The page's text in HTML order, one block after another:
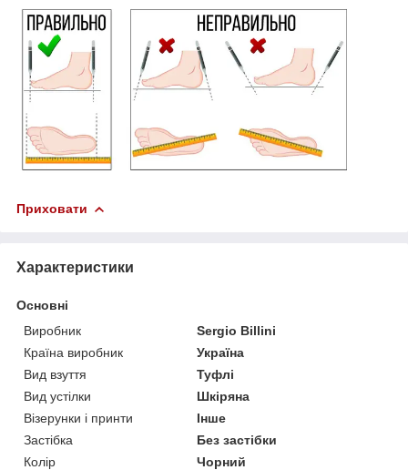
Приховати
Характеристики
Основні
Виробник
Sergio Billini
Країна виробник
Україна
Вид взуття
Туфлі
Вид устілки
Шкіряна
Візерунки і принти
Інше
Застібка
Без застібки
Колір
Чорний